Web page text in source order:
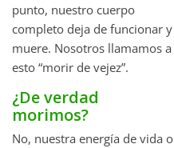
punto, nuestro cuerpo
completo deja de funcionar y
muere. Nosotros llamamos a
esto “morir de vejez”.
¿De verdad
morimos?
No, nuestra energía de vida o